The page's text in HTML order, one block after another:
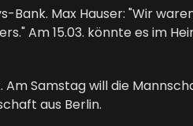
Bank. Max Hauser: "Wir
Am 15.03. könnte es im
Samstag will die
aus Berlin.